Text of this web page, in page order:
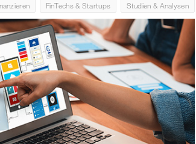
FinTechs & Startups Studien & Analysen